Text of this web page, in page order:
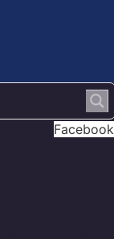
Facebook